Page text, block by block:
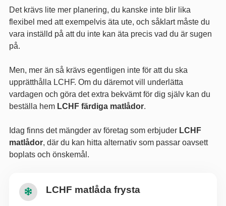
Det krävs lite mer planering, du kanske inte blir lika
flexibel med att exempelvis äta ute, och såklart måste du
vara inställd på att du inte kan äta precis vad du är sugen
på.
Men, mer än så krävs egentligen inte för att du ska
upprätthålla LCHF. Om du däremot vill underlätta
vardagen och göra det extra bekvämt för dig själv kan du
beställa hem LCHF färdiga matlådor.
Idag finns det mängder av företag som erbjuder LCHF
matlådor, där du kan hitta alternativ som passar oavsett
boplats och önskemål.
LCHF matlåda frysta